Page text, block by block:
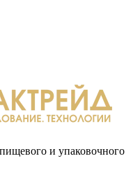
и упаковочного